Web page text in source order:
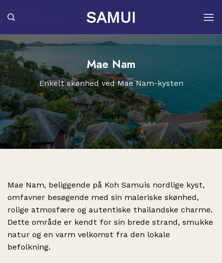
SAMUI
Mae Nam
Enkelt skønhed ved Mae Nam-kysten
Mae Nam, beliggende på Koh Samuis nordlige kyst,
omfavner besøgende med sin maleriske skønhed,
rolige atmosfære og autentiske thailandske charme.
Dette område er kendt for sin brede strand, smukke
natur og en varm velkomst fra den lokale
befolkning.